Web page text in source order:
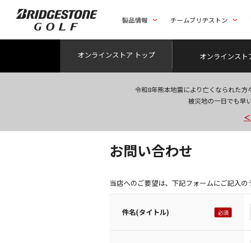
製品情報 チームブリヂストン
オンラインストア トップ オンラインスト
令和8年熊本地震により亡くなられた方
被災地の一日でも早
お問い合わせ
当店へのご要望は、下記フォームにご記入の
件名(タイトル)